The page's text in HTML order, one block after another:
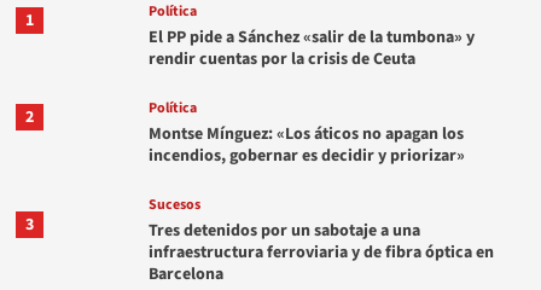
1 Política
El PP pide a Sánchez «salir de la tumbona» y
rendir cuentas por la crisis de Ceuta
2 Política
Montse Mínguez: «Los áticos no apagan los
incendios, gobernar es decidir y priorizar»
3
Sucesos
Tres detenidos por un sabotaje a una
infraestructura ferroviaria y de fibra óptica en
Barcelona